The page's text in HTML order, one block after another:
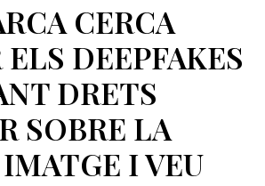
CERCA
DEEPFAKES
DRETS
SOBRE LA
I VEU